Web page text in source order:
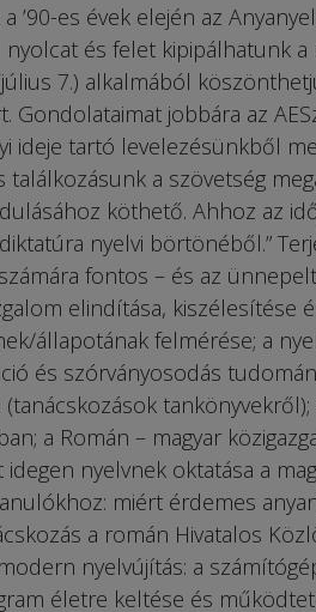
’90-es évek elején az
nyolcat és felet kipipálhatunk
7.) alkalmából
Gondolataimat jobbára az
ideje tartó levelezésünkből
találkozásunk a szövetség
köthető. Ahhoz az
nyelvi börtönéből.”
fontos – és az
elindítása, kiszélesítése
állapotának felmérése; a
és szórványosodás
(tanácskozások
a Román – magyar
nyelvnek oktatása a
miért érdemes
a román Hivatalos
nyelvújítás: a
életre keltése és